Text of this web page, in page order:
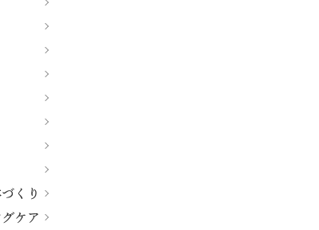
くり
ケア